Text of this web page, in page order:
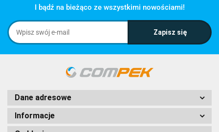
I bądź na bieżąco ze wszystkimi nowościami!
Dane adresowe
Informacje